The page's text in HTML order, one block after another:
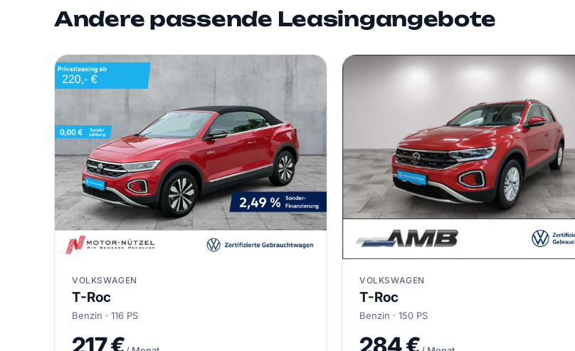
Andere passende Leasingangebote
VOLKSWAGEN
T-Roc
Benzin · 116 PS
217 €
VOLKSWAGEN
T-Roc
Benzin · 150 PS
284 €